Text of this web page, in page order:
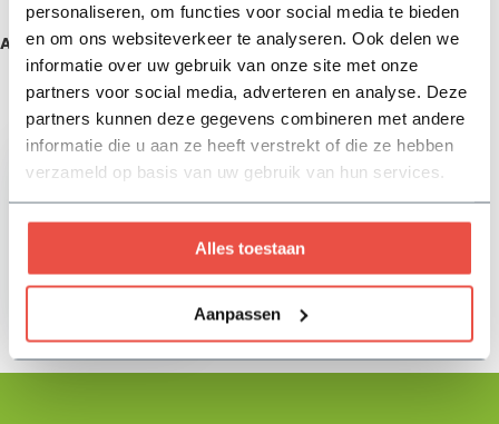
personaliseren, om functies voor social media te bieden
en om ons websiteverkeer te analyseren. Ook delen we
informatie over uw gebruik van onze site met onze
partners voor social media, adverteren en analyse. Deze
partners kunnen deze gegevens combineren met andere
informatie die u aan ze heeft verstrekt of die ze hebben
verzameld op basis van uw gebruik van hun services.
Alles toestaan
Aanpassen
Aanbevolen producten
Zojuist bekeken
hoofdkabel - 50M